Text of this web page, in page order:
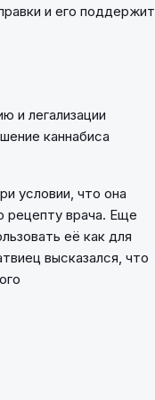
и его поддержит
и легализации
каннабиса
условии, что она
рецепту врача. Еще
её как для
высказался, что